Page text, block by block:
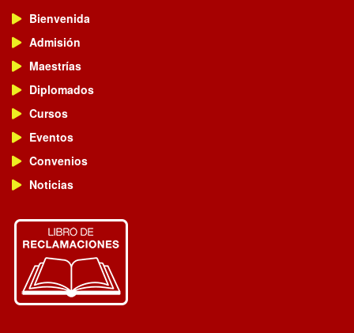
Bienvenida
Admisión
Maestrías
Diplomados
Cursos
Eventos
Convenios
Noticias